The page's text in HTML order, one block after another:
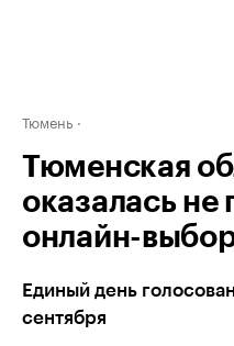
Тюмень
Тюменская
оказалась не
онлайн-
Единый день
сентября